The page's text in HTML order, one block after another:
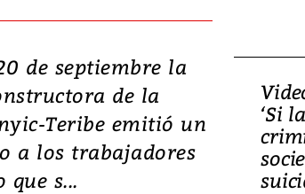
de septiembre la
de la
Teribe emitió un
a los trabajadores
s...
Japón: Terremoto
heridos y graves
en Kumamoto
‘Si